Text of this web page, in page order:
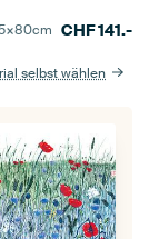
cm CHF141.-
selbst wählen